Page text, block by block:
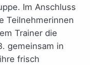
Im Anschluss
Teilnehmerinnen
Trainer die
gemeinsam in
frisch